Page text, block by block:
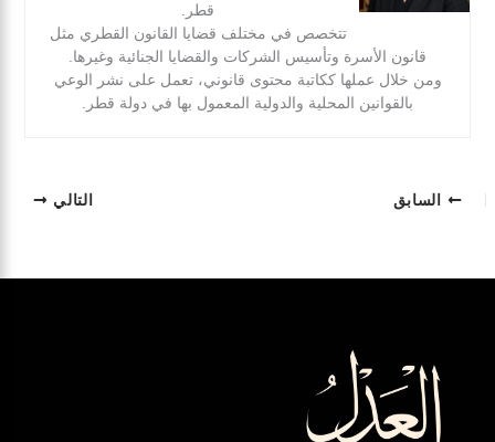
قطر.
تتخصص في مختلف قضايا القانون القطري مثل
قانون الأسرة وتأسيس الشركات والقضايا الجنائية وغيرها.
ومن خلال عملها ككاتبة محتوى قانوني، تعمل على نشر الوعي
بالقوانين المحلية والدولية المعمول بها في دولة قطر.
السابق التالي